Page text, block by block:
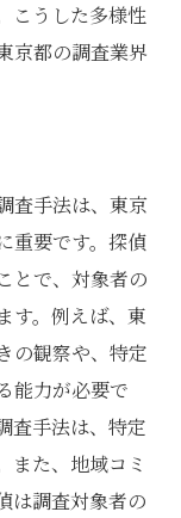
こうした多様性
京都の調査業界
査手法は、東京
重要です。探偵
とで、対象者の
す。例えば、東
の観察や、特定
能力が必要で
査手法は、特定
また、地域コミ
は調査対象者の